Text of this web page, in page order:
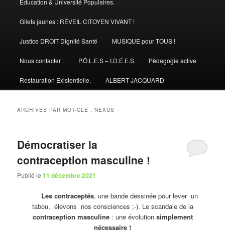
Gilets jaunes : RÉVEIL CITOYEN VIVANT !
Justice DROIT Dignité Santé MUSIQUE pour TOUS !
Nous contacter : P.Ô.L.E.S – I.D.É.E.S Pédagogie active
Restauration Existentielle. ALBERT JACQUARD
ARCHIVES PAR MOT-CLÉ :NEXUS
Démocratiser la
contraception masculine !
Publié le11 décembre 2021
Les contraceptés, une bande dessinée pour lever un
tabou, élevons nos consciences ;-). Le scandale de la
contraception masculine: une évolutionsimplement
nécessaire !